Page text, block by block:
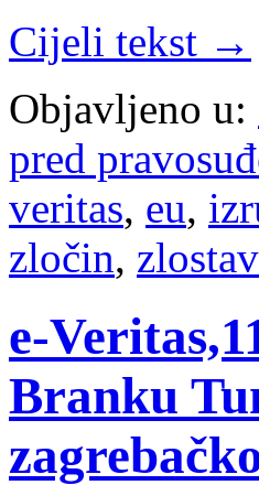
Cijeli tekst →
Objavljeno u:
pred
veritas, eu,
zločin,
e-
Branku